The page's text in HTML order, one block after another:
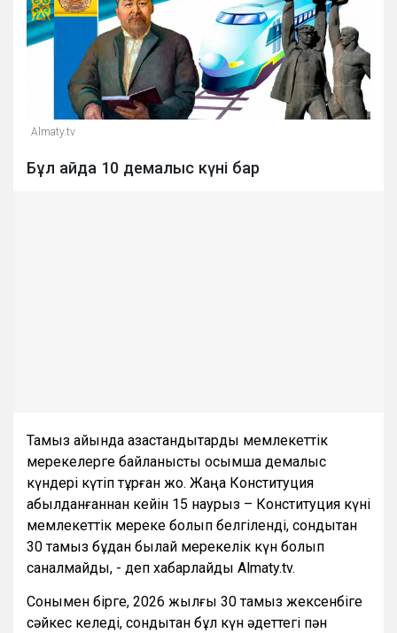
Almaty.tv
Бұл айда 10 демалыс күні бар
Тамыз айында қазақстандықтарды мемлекеттік
мерекелерге байланысты қосымша демалыс
күндері күтіп тұрған жоқ. Жаңа Конституция
қабылданғаннан кейін 15 наурыз – Конституция күні
мемлекеттік мереке болып белгіленді, сондықтан
30 тамыз бұдан былай мерекелік күн болып
саналмайды, - деп хабарлайды Almaty.tv.
Сонымен бірге, 2026 жылғы 30 тамыз жексенбіге
сәйкес келеді, сондықтан бұл күн әдеттегі пән